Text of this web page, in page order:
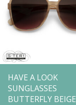
HAVE A LOOK
SUNGLASSES
BUTTERFLY BEIGE